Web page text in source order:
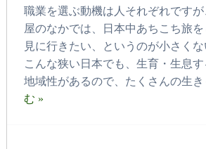
職業を選ぶ動機は人それぞれです
屋のなかでは、日本中あちこち旅
見に行きたい、というのが小さくな
こんな狭い日本でも、生育・生息
地域性があるので、たくさんの生
む »